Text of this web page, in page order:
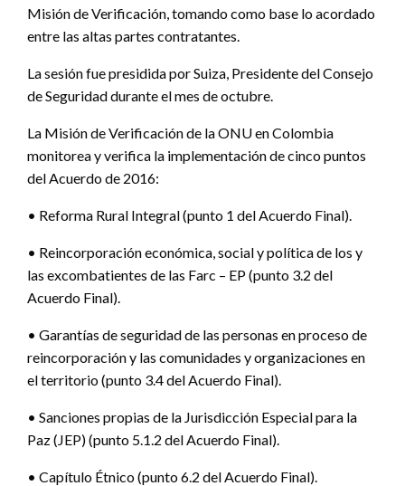
Misión de Verificación, tomando como base lo acordado
entre las altas partes contratantes.
La sesión fue presidida por Suiza, Presidente del Consejo
de Seguridad durante el mes de octubre.
La Misión de Verificación de la ONU en Colombia
monitorea y verifica la implementación de cinco puntos
del Acuerdo de 2016:
• Reforma Rural Integral (punto 1 del Acuerdo Final).
• Reincorporación económica, social y política de los y
las excombatientes de las Farc – EP (punto 3.2 del
Acuerdo Final).
• Garantías de seguridad de las personas en proceso de
reincorporación y las comunidades y organizaciones en
el territorio (punto 3.4 del Acuerdo Final).
• Sanciones propias de la Jurisdicción Especial para la
Paz (JEP) (punto 5.1.2 del Acuerdo Final).
• Capítulo Étnico (punto 6.2 del Acuerdo Final).